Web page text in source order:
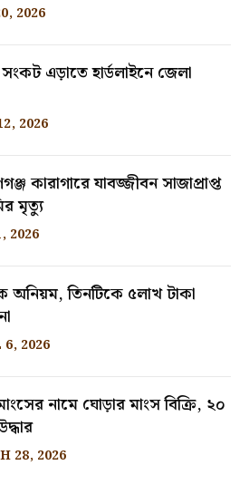
2026
এড়াতে হার্ডলাইনে জেলা
2026
কারাগারে যাবজ্জীবন সাজাপ্রাপ্ত
মৃত্যু
2026
অনিয়ম, তিনটিকে ৫লাখ টাকা
2026
নামে ঘোড়ার মাংস বিক্রি, ২০
28, 2026